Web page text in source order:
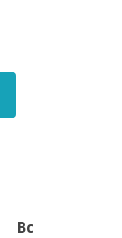
Вс